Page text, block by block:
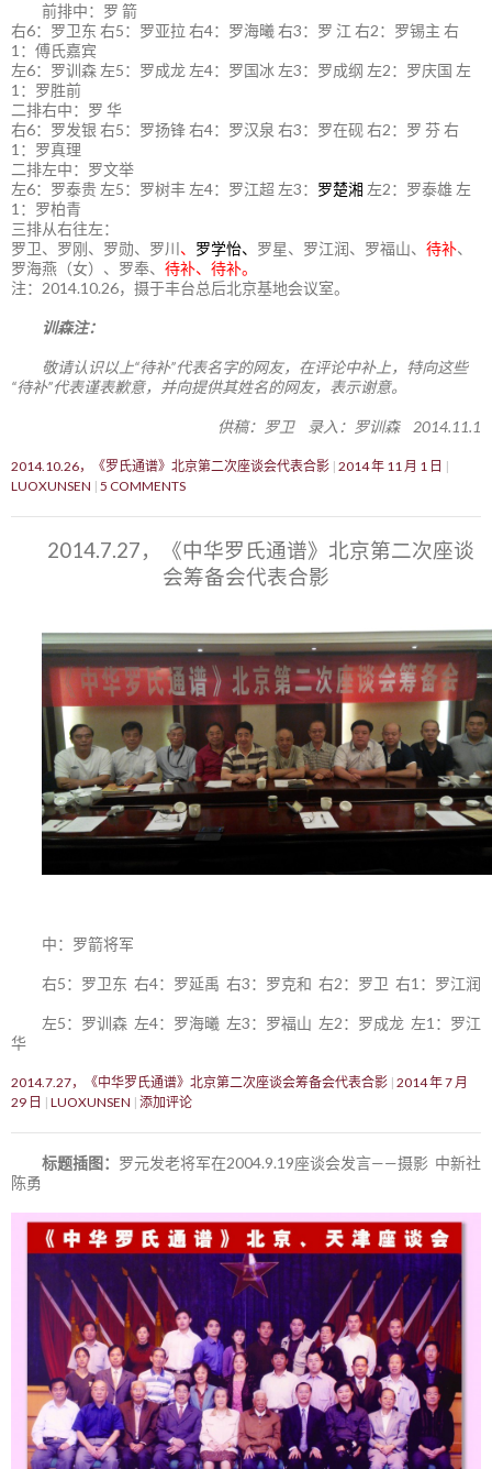
前排中：罗 箭
右6：罗卫东 右5：罗亚拉 右4：罗海曦 右3：罗 江 右2：罗锡主 右
1：傅氏嘉宾
左6：罗训森 左5：罗成龙 左4：罗国冰 左3：罗成纲 左2：罗庆国 左
1：罗胜前
二排右中：罗 华
右6：罗发银 右5：罗扬锋 右4：罗汉泉 右3：罗在砚 右2：罗 芬 右
1：罗真理
二排左中：罗文举
左6：罗泰贵 左5：罗树丰 左4：罗江超 左3： 罗楚湘 左2：罗泰雄 左
1：罗柏青
三排从右往左：
罗卫、罗刚、罗勋、罗川 、 罗学怡、 罗星、罗江润、罗福山、 待补、
罗海燕（女）、罗奉、 待补、待补。
注：2014.10.26，摄于丰台总后北京基地会议室。
训森注：
敬请认识以上“待补”代表名字的网友，在评论中补上，特向这些
“待补”代表谨表歉意，并向提供其姓名的网友，表示谢意。
供稿：罗卫 录入：罗训森 2014.11.1
2014.10.26，《罗氏通谱》北京第二次座谈会代表合影 2014 年 11 月 1 日
LUOXUNSEN 5 COMMENTS
2014.7.27，《中华罗氏通谱》北京第二次座谈
会筹备会代表合影
中：罗箭将军
右5：罗卫东 右4：罗延禹 右3：罗克和 右2：罗卫 右1：罗江润
左5：罗训森 左4：罗海曦 左3：罗福山 左2：罗成龙 左1：罗江
华
2014.7.27，《中华罗氏通谱》北京第二次座谈会筹备会代表合影 2014 年 7 月
29 日
LUOXUNSEN 添加评论
标题插图： 罗元发老将军在2004.9.19座谈会发言——摄影 中新社
陈勇